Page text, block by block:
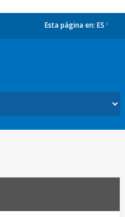
Esta página en: ES